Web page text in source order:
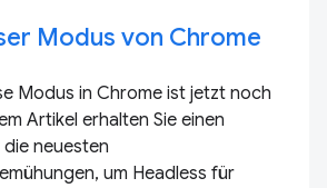
Modus von Chrome
Modus in Chrome ist jetzt noch
Artikel erhalten Sie einen
neuesten
um Headless für